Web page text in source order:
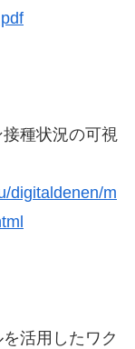
接種状況の可視
digitaldenen/m
活用したワク